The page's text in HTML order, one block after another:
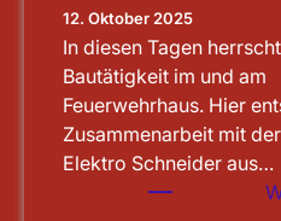
12. Oktober 2025
In diesen Tagen
Bautätigkeit im und am
Feuerwehrhaus. Hier
Zusammenarbeit mit
Elektro Schneider aus…